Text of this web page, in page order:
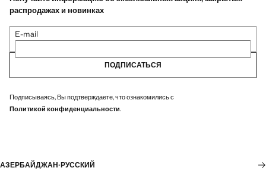
распродажах и новинках
E-mail
ПОДПИСАТЬСЯ
Подписываясь, Вы подтверждаете, что ознакомились с
Политикой конфиденциальности.
АЗЕРБАЙДЖАН·РУССКИЙ